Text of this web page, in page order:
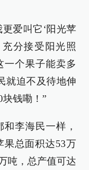
爱叫它‘阳光苹
分接受阳光照
一个果子能卖多
就迫不及待地伸
钱嘞！”
李海民一样，
果总面积达53万
吨，总产值可达